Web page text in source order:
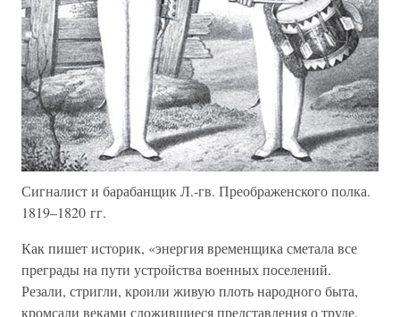
Сигналист и барабанщик Л.-гв. Преображенского полка.
1819–1820 гг.
Как пишет историк, «энергия временщика сметала все
преграды на пути устройства военных поселений.
Резали, стригли, кроили живую плоть народного быта,
кромсали веками сложившиеся представления о труде,